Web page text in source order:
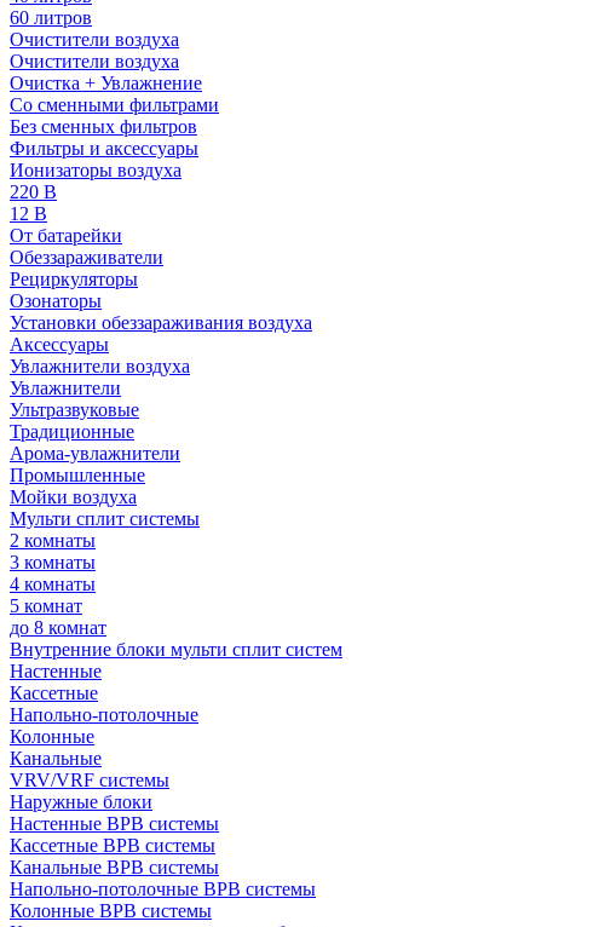
60 литров
Очистители воздуха
Очистители воздуха
Очистка + Увлажнение
Cо сменными фильтрами
Без сменных фильтров
Фильтры и аксессуары
Ионизаторы воздуха
220 В
12 В
От батарейки
Обеззараживатели
Рециркуляторы
Озонаторы
Установки обеззараживания воздуха
Аксессуары
Увлажнители воздуха
Увлажнители
Ультразвуковые
Традиционные
Арома-увлажнители
Промышленные
Мойки воздуха
Мульти сплит системы
2 комнаты
3 комнаты
4 комнаты
5 комнат
до 8 комнат
Внутренние блоки мульти сплит систем
Настенные
Кассетные
Напольно-потолочные
Колонные
Канальные
VRV/VRF системы
Наружные блоки
Настенные ВРВ системы
Кассетные ВРВ системы
Канальные ВРВ системы
Напольно-потолочные ВРВ системы
Колонные ВРВ системы